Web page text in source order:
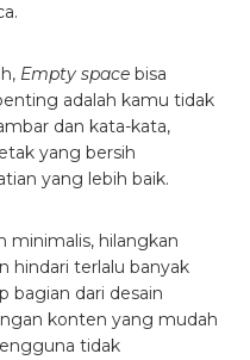
Empty space bisa
adalah kamu tidak
dan kata-kata,
yang bersih
yang lebih baik.
minimalis, hilangkan
hindari terlalu banyak
bagian dari desain
konten yang mudah
tidak